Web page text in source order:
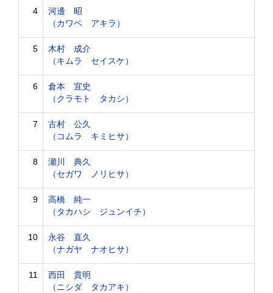
4
河邊 昭
（カワベ アキラ）
5
木村 成介
（キムラ セイスケ）
6
倉本 宜史
（クラモト タカシ）
7
古村 公久
（コムラ キミヒサ）
8
瀬川 典久
（セガワ ノリヒサ）
9
高橋 純一
（タカハシ ジュンイチ）
10
永谷 直久
（ナガヤ ナオヒサ）
11
西田 貴明
（ニシダ タカアキ）